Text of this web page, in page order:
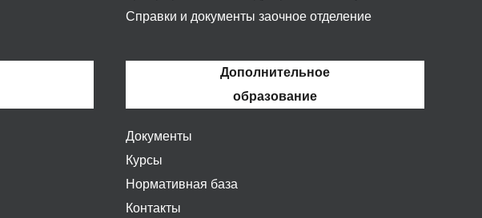
Справки и документы заочное отделение
Дополнительное
образование
Документы
Курсы
Нормативная база
Контакты